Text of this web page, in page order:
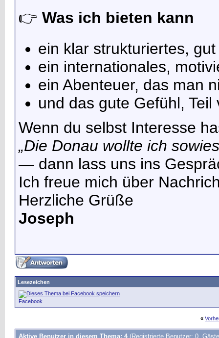
👉 Was ich bieten kann
ein klar strukturiertes,
ein internationales,
ein Abenteuer, das man
und das gute Gefühl,
Wenn du selbst Interesse
„Die Donau wollte ich
— dann lass uns ins
Ich freue mich über
Herzliche Grüße
Joseph
Lesezeichen
Facebook
«
Aktive Benutzer in diesem Thema: 4 (Registrierte Benutzer: 0,